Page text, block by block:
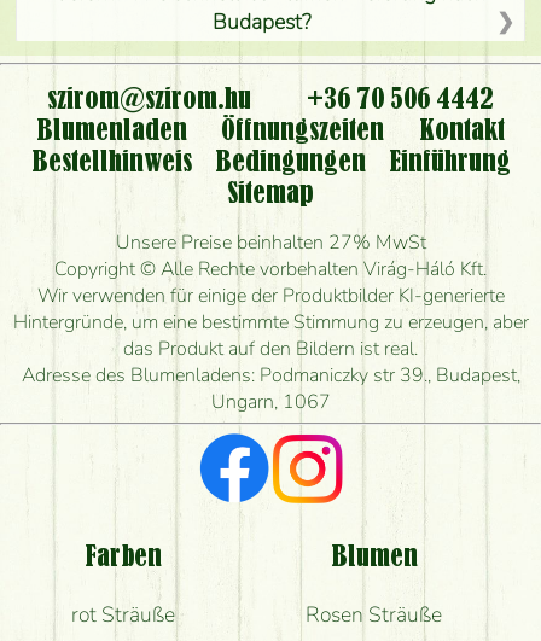
Budapest?
Ist der Blumenladen non stop geöffnet?
Kann ich den bestellten Blumenstrauß persönlich
nehmen oder nur per Blumenversand?
Ist eine Bestellung für ländliche Gebiete möglich?
Wie lange kann ich heute Blumen mit Lieferung
bestellen?
Wie schnell können Sie den Blumenstrauß
herstellen und wann können Sie ihn frühestens
liefern?
Ich suche rote Rosen, hast du welche?
Welche Rückmeldungen bekomme ich zum
Bekomme ich wirklich, was auf dem Bild zu sehen
szirom@szirom.hu
+36 70 506 4442
Blumenladen
Öffnungszeiten
Kontakt
Bestellhinweis
Bedingungen
Einführung
Sitemap
Unsere Preise beinhalten 27% MwSt
Copyright © Alle Rechte vorbehalten Virág-Háló Kft.
Wir verwenden für einige der Produktbilder KI-generierte
Hintergründe, um eine bestimmte Stimmung zu erzeugen, aber
das Produkt auf den Bildern ist real.
Adresse des Blumenladens: Podmaniczky str 39., Budapest,
Ungarn, 1067
Farben
rot Sträuße
Blumen
Rosen Sträuße